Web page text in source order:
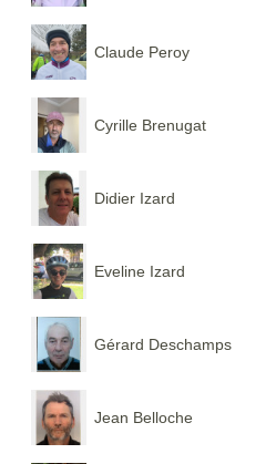
Claude Peroy
Cyrille Brenugat
Didier Izard
Eveline Izard
Gérard Deschamps
Jean Belloche